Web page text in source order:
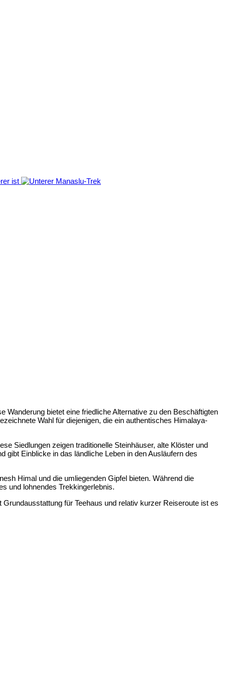
Wanderung bietet eine friedliche Alternative zu den Beschäftigten
Wahl für diejenigen, die ein authentisches Himalaya-
Siedlungen zeigen traditionelle Steinhäuser, alte Klöster und
gibt Einblicke in das ländliche Leben in den Ausläufern des
Himal und die umliegenden Gipfel bieten. Während die
und lohnendes Trekkingerlebnis.
für Teehaus und relativ kurzer Reiseroute ist es